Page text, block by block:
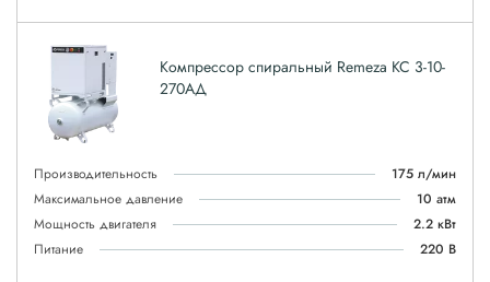
Компрессор спиральный Remeza КС 3-10-
270АД
Производительность
175 л/мин
Максимальное давление
10 атм
Мощность двигателя
2.2 кВт
Питание
220 В